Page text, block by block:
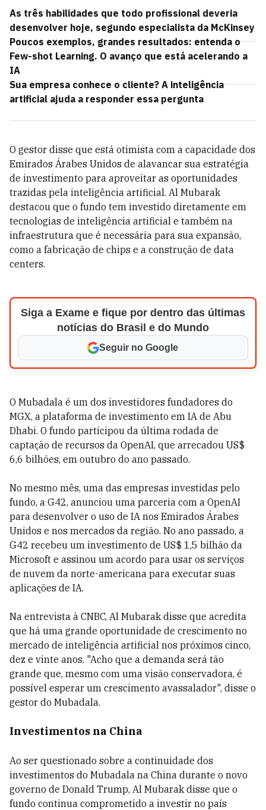
As três habilidades que todo profissional deveria
desenvolver hoje, segundo especialista da McKinsey
Poucos exemplos, grandes resultados: entenda o
Few-shot Learning. O avanço que está acelerando a
IA
Sua empresa conhece o cliente? A inteligência
artificial ajuda a responder essa pergunta
O gestor disse que está otimista com a capacidade dos
Emirados Árabes Unidos de alavancar sua estratégia
de investimento para aproveitar as oportunidades
trazidas pela inteligência artificial. Al Mubarak
destacou que o fundo tem investido diretamente em
tecnologias de inteligência artificial e também na
infraestrutura que é necessária para sua expansão,
como a fabricação de chips e a construção de data
centers.
Siga a Exame e fique por dentro das últimas
notícias do Brasil e do Mundo
Seguir no Google
O Mubadala é um dos investidores fundadores do
MGX, a plataforma de investimento em IA de Abu
Dhabi. O fundo participou da última rodada de
captação de recursos da OpenAI, que arrecadou US$
6,6 bilhões, em outubro do ano passado.
No mesmo mês, uma das empresas investidas pelo
fundo, a G42, anunciou uma parceria com a OpenAI
para desenvolver o uso de IA nos Emirados Árabes
Unidos e nos mercados da região. No ano passado, a
G42 recebeu um investimento de US$ 1,5 bilhão da
Microsoft e assinou um acordo para usar os serviços
de nuvem da norte-americana para executar suas
aplicações de IA.
Na entrevista à CNBC, Al Mubarak disse que acredita
que há uma grande oportunidade de crescimento no
mercado de inteligência artificial nos próximos cinco,
dez e vinte anos. "Acho que a demanda será tão
grande que, mesmo com uma visão conservadora, é
possível esperar um crescimento avassalador", disse o
gestor do Mubadala.
Investimentos na China
Ao ser questionado sobre a continuidade dos
investimentos do Mubadala na China durante o novo
governo de Donald Trump, Al Mubarak disse que o
fundo continua comprometido a investir no país